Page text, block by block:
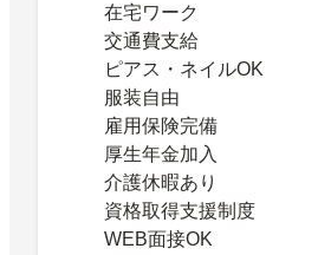
在宅ワーク
交通費支給
ピアス・ネイルOK
服装自由
雇用保険完備
厚生年金加入
介護休暇あり
資格取得支援制度
WEB面接OK